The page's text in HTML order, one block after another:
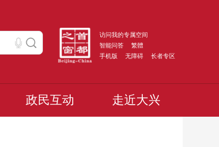
访问我的专属空间
智能问答
繁體
手机版
无障碍 长者专区
政民互动 走近大兴